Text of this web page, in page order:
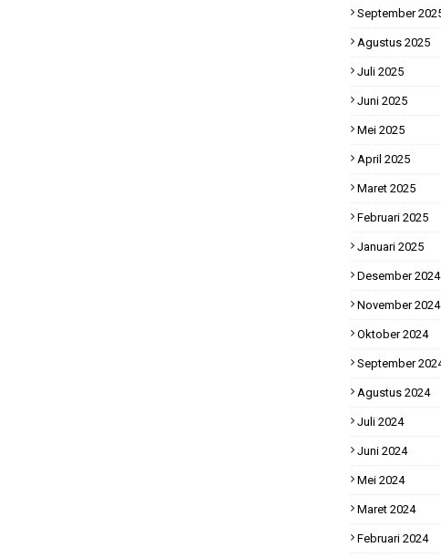
September
Agustus 2025
Juli 2025
Juni 2025
Mei 2025
April 2025
Maret 2025
Februari 2025
Januari 2025
Desember 2024
November 2024
Oktober 2024
September
Agustus 2024
Juli 2024
Juni 2024
Mei 2024
Maret 2024
Februari 2024